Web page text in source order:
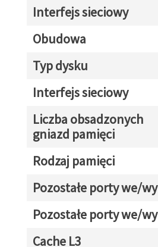
Interfejs sieciowy
Obudowa
Typ dysku
Interfejs sieciowy
Liczba obsadzonych
gniazd pamięci
Rodzaj pamięci
Pozostałe porty we/wy
Pozostałe porty we/wy
Cache L3